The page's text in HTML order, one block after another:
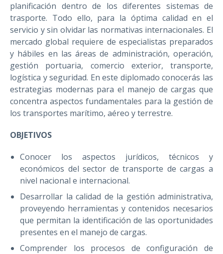
planificación dentro de los diferentes sistemas de
trasporte. Todo ello, para la óptima calidad en el
servicio y sin olvidar las normativas internacionales. El
mercado global requiere de especialistas preparados
y hábiles en las áreas de administración, operación,
gestión portuaria, comercio exterior, transporte,
logística y seguridad. En este diplomado conocerás las
estrategias modernas para el manejo de cargas que
concentra aspectos fundamentales para la gestión de
los transportes marítimo, aéreo y terrestre.
OBJETIVOS
Conocer los aspectos jurídicos, técnicos y
económicos del sector de transporte de cargas a
nivel nacional e internacional.
Desarrollar la calidad de la gestión administrativa,
proveyendo herramientas y contenidos necesarios
que permitan la identificación de las oportunidades
presentes en el manejo de cargas.
Comprender los procesos de configuración de